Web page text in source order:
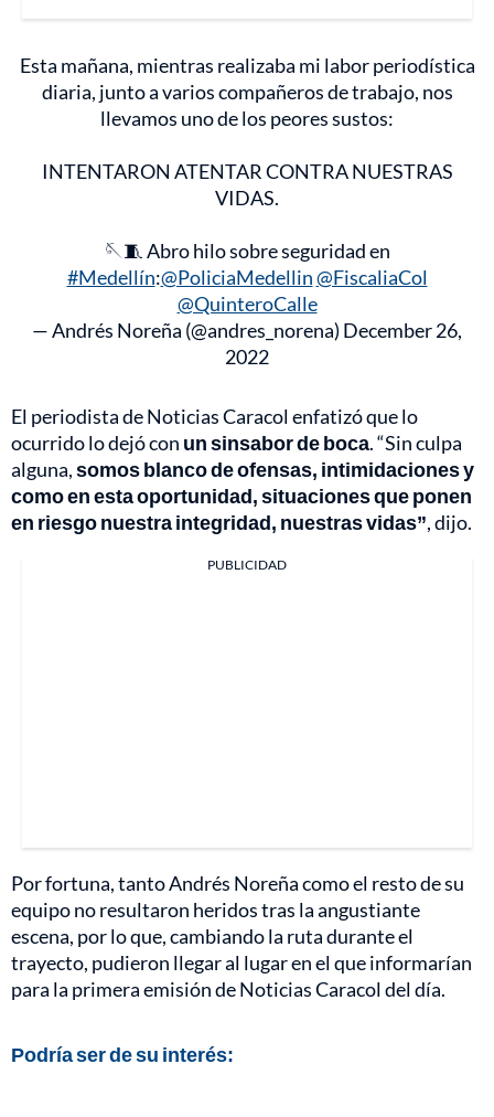
Esta mañana, mientras realizaba mi labor periodística
diaria, junto a varios compañeros de trabajo, nos
llevamos uno de los peores sustos:
INTENTARON ATENTAR CONTRA NUESTRAS
VIDAS.
🪡🧵 Abro hilo sobre seguridad en
#Medellín:@PoliciaMedellin@FiscaliaCol
@QuinteroCalle
— Andrés Noreña (@andres_norena) December 26,
2022
El periodista de Noticias Caracol enfatizó que lo
ocurrido lo dejó con un sinsabor de boca. “Sin culpa
alguna,somos blanco de ofensas, intimidaciones y
como en esta oportunidad, situaciones que ponen
en riesgo nuestra integridad, nuestras vidas”, dijo.
PUBLICIDAD
Por fortuna, tanto Andrés Noreña como el resto de su
equipo no resultaron heridos tras la angustiante
escena, por lo que, cambiando la ruta durante el
trayecto, pudieron llegar al lugar en el que informarían
para la primera emisión de Noticias Caracol del día.
Podría ser de su interés: